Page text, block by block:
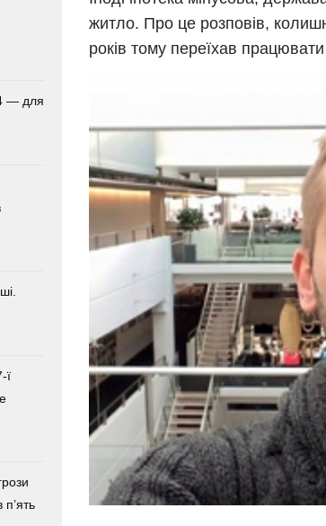
житло. Про це розповів,
років тому переїхав
— для
ї
п’ять